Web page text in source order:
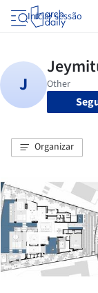
Iniciar sessão
Organizar